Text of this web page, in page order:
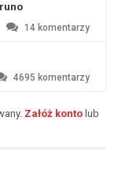
14 komentarzy
4695 komentarzy
Załóż kontolub